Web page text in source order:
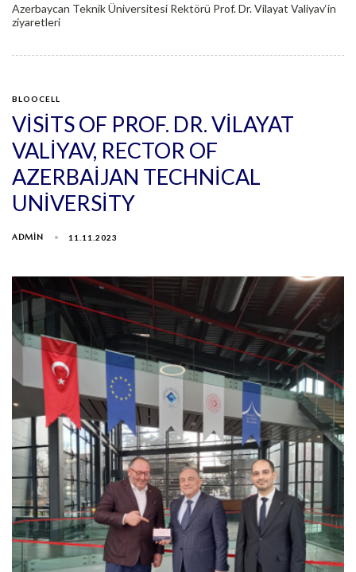
Azerbaycan Teknik Üniversitesi Rektörü Prof. Dr. Vilayat Valiyav‘in
ziyaretleri
BLOOCELL
VISITS OF PROF. DR. VILAYAT
VALIYAV, RECTOR OF
AZERBAIJAN TECHNICAL
UNIVERSITY
ADMIN 11.11.2023